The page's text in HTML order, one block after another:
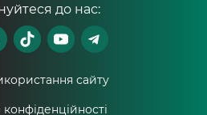
до нас:
сайту